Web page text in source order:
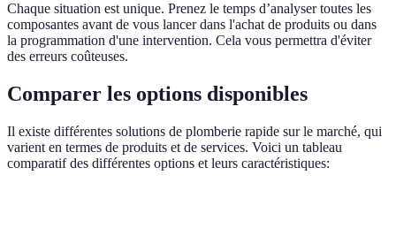
Chaque situation est unique. Prenez le temps d’analyser toutes les
composantes avant de vous lancer dans l'achat de produits ou dans
la programmation d'une intervention. Cela vous permettra d'éviter
des erreurs coûteuses.
Comparer les options disponibles
Il existe différentes solutions de plomberie rapide sur le marché, qui
varient en termes de produits et de services. Voici un tableau
comparatif des différentes options et leurs caractéristiques: